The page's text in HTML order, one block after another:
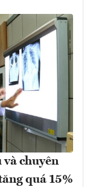
chuyên
quá 15%